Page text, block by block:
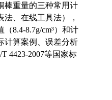
棒重量的三种常用计
、在线工具法），
8.4-8.7g/cm³）和计
计算案例、误差分析
4423-2007等国家标